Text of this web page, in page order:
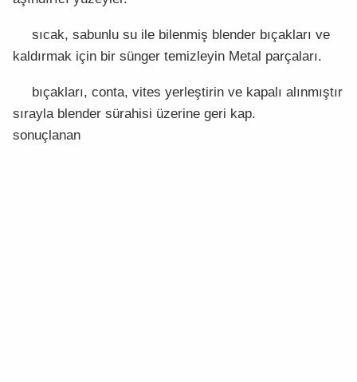
sıcak, sabunlu su ile bilenmiş blender bıçakları ve
kaldırmak için bir sünger temizleyin Metal parçaları.
bıçakları, conta, vites yerleştirin ve kapalı alınmıştır
sırayla blender sürahisi üzerine geri kap.
sonuçlanan